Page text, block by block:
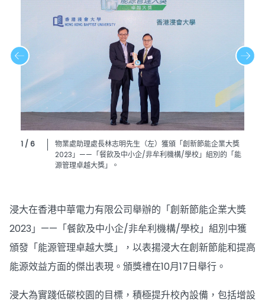
1 / 6
物業處助理處長林志明先生（左）獲頒「創新節能企業大獎
2023」——「餐飲及中小企/非牟利機構/學校」組別的「能
源管理卓越大獎」。
浸大在香港中華電力有限公司舉辦的「創新節能企業大獎
2023」——「餐飲及中小企/非牟利機構/學校」組別中獲
頒發「能源管理卓越大獎」，以表揚浸大在創新節能和提高
能源效益方面的傑出表現。頒獎禮在10月17日舉行。
浸大為實踐低碳校園的目標，積極提升校內設備，包括增設